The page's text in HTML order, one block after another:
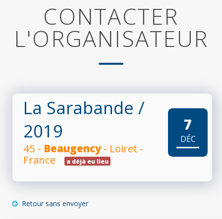
CONTACTER
L'ORGANISATEUR
La Sarabande /
2019
45 - Beaugency- Loiret -
France
a déjà eu lieu
7
DÉC
Retour sans envoyer